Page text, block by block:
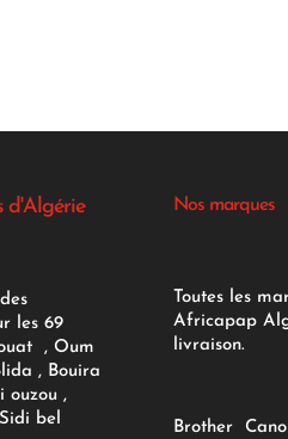
d'Algérie
les 69
, Oum
, Bouira
ouzou ,
bel
Nos marques
Toutes les
Africapap
livraison.
Brother